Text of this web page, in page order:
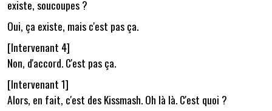
existe, soucoupes ?
Oui, ça existe, mais c'est pas ça.
[Intervenant 4]
Non, d'accord. C'est pas ça.
[Intervenant 1]
Alors, en fait, c'est des Kissmash. Oh là là. C'est quoi ?